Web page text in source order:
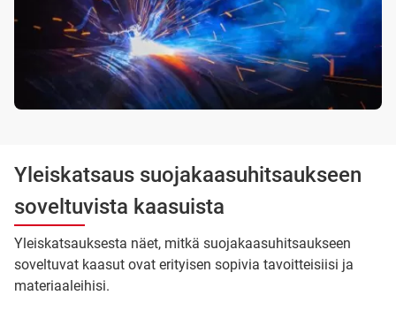
Yleiskatsaus suojakaasuhitsaukseen
soveltuvista kaasuista
Yleiskatsauksesta näet, mitkä suojakaasuhitsaukseen
soveltuvat kaasut ovat erityisen sopivia tavoitteisiisi ja
materiaaleihisi.